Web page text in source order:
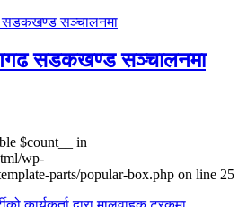
सडकखण्ड सञ्चालनमा
$count__ in
wp-
parts/popular-box.php on line 25